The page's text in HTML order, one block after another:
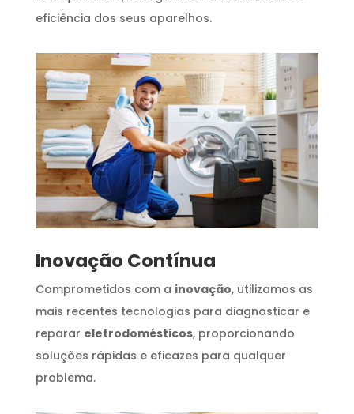
eficiência dos seus aparelhos.
Inovação Contínua
Comprometidos com a inovação, utilizamos as
mais recentes tecnologias para diagnosticar e
reparar eletrodomésticos, proporcionando
soluções rápidas e eficazes para qualquer
problema.